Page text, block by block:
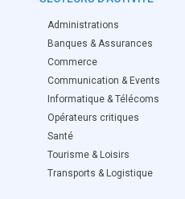
Administrations
Banques & Assurances
Commerce
Communication & Events
Informatique & Télécoms
Opérateurs critiques
Santé
Tourisme & Loisirs
Transports & Logistique